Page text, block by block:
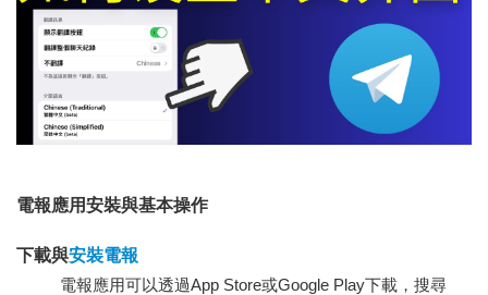
電報應用安裝與基本操作
下載與安裝電報
電報應用可以透過App Store或Google Play下載，搜尋